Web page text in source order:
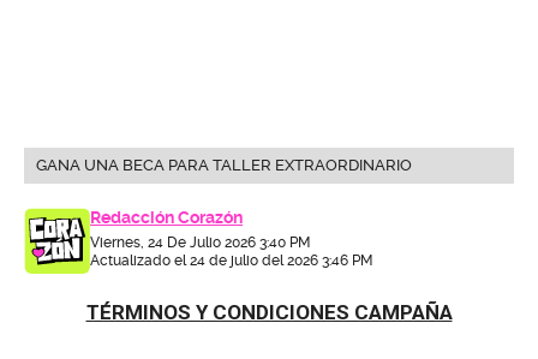
GANA UNA BECA PARA TALLER EXTRAORDINARIO
Redacción Corazón
Viernes, 24 De Julio 2026 3:40 PM
Actualizado el 24 de julio del 2026 3:46 PM
TÉRMINOS Y CONDICIONES CAMPAÑA